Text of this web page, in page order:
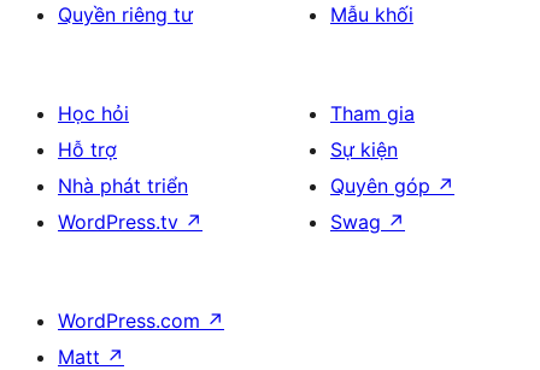
Quyền riêng tư
Mẫu khối
Học hỏi
Hỗ trợ
Nhà phát triển
WordPress.tv ↗
Tham gia
Sự kiện
Quyên góp ↗
Swag ↗
WordPress.com ↗
Matt ↗